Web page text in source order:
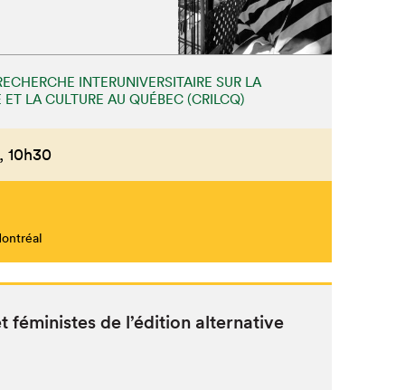
INTERUNIVERSITAIRE SUR LA
ET LA CULTURE AU QUÉBEC (CRILCQ)
10h30
fémin­istes de l’édi­tion alternative